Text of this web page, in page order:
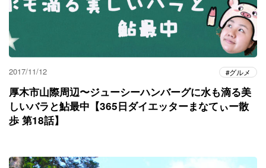
2017/11/12 グルメ
厚木市山際周辺〜ジューシーハンバーグに水も滴る美
しいバラと鮎最中【365日ダイエッターまなてぃー散
歩 第18話】